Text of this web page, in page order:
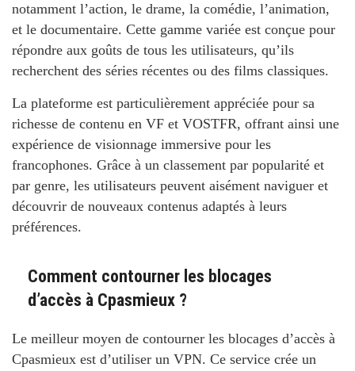
notamment l’action, le drame, la comédie, l’animation,
et le documentaire. Cette gamme variée est conçue pour
répondre aux goûts de tous les utilisateurs, qu’ils
recherchent des séries récentes ou des films classiques.
La plateforme est particulièrement appréciée pour sa
richesse de contenu en VF et VOSTFR, offrant ainsi une
expérience de visionnage immersive pour les
francophones. Grâce à un classement par popularité et
par genre, les utilisateurs peuvent aisément naviguer et
découvrir de nouveaux contenus adaptés à leurs
préférences.
Comment contourner les blocages
d’accès à Cpasmieux ?
Le meilleur moyen de contourner les blocages d’accès à
Cpasmieux est d’utiliser un VPN. Ce service crée un